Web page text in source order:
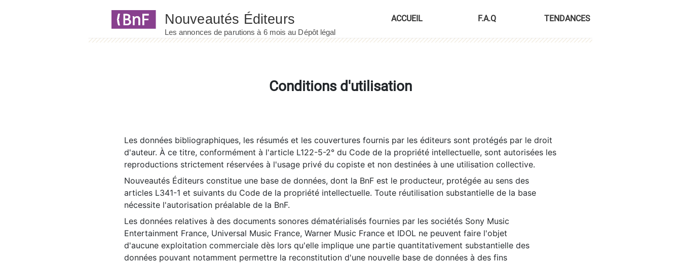
ACCUEIL F.A.Q TENDANCES
Conditions d'utilisation
Les données bibliographiques, les résumés et les couvertures fournis par les éditeurs sont protégés par le droit
d'auteur. À ce titre, conformément à l'article L122-5-2° du Code de la propriété intellectuelle, sont autorisées les
reproductions strictement réservées à l'usage privé du copiste et non destinées à une utilisation collective.
Nouveautés Éditeurs constitue une base de données, dont la BnF est le producteur, protégée au sens des
articles L341-1 et suivants du Code de la propriété intellectuelle. Toute réutilisation substantielle de la base
nécessite l'autorisation préalable de la BnF.
Les données relatives à des documents sonores dématérialisés fournies par les sociétés Sony Music
Entertainment France, Universal Music France, Warner Music France et IDOL ne peuvent faire l'objet
d'aucune exploitation commerciale dès lors qu'elle implique une partie quantitativement substantielle des
données pouvant notamment permettre la reconstitution d'une nouvelle base de données à des fins